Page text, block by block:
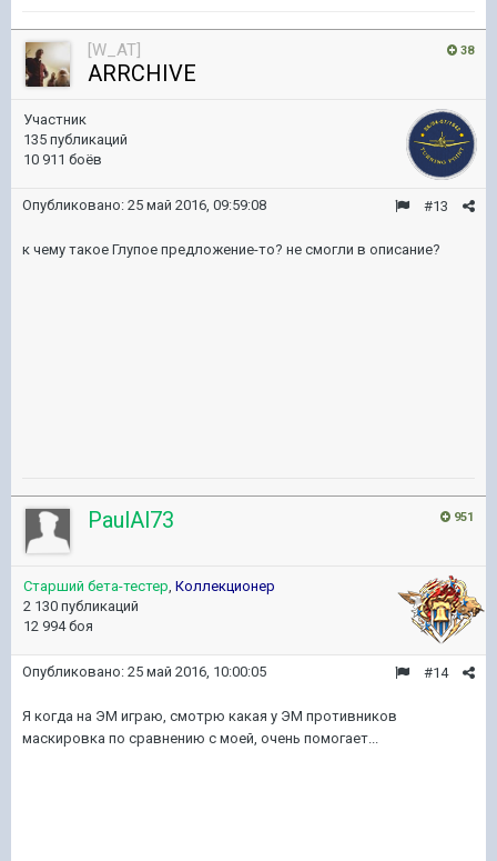
38
[W_AT]
ARRCHIVE
Участник
135 публикаций
10 911 боёв
#13
Опубликовано: 25 май 2016, 09:59:08
к чему такое Глупое предложение-то? не смогли в описание?
951
PaulAl73
Старший бета-тестер, Коллекционер
2 130 публикаций
12 994 боя
#14
Опубликовано: 25 май 2016, 10:00:05
Я когда на ЭМ играю, смотрю какая у ЭМ противников
маскировка по сравнению с моей, очень помогает...